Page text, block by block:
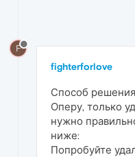
F
fighterforlove
Способ
Оперу, только
нужно
ниже:
Попробуйте